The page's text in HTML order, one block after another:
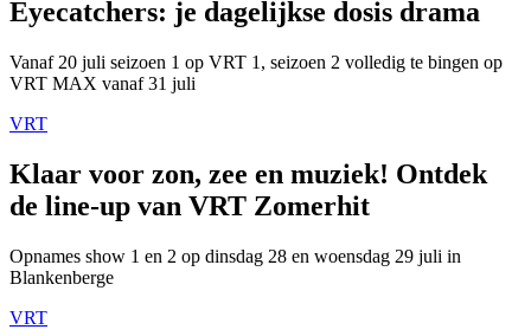
Eyecatchers: je dagelijkse dosis drama
Vanaf 20 juli seizoen 1 op VRT 1, seizoen 2 volledig te bingen op
VRT MAX vanaf 31 juli
VRT
Klaar voor zon, zee en muziek! Ontdek
de line-up van VRT Zomerhit
Opnames show 1 en 2 op dinsdag 28 en woensdag 29 juli in
Blankenberge
VRT